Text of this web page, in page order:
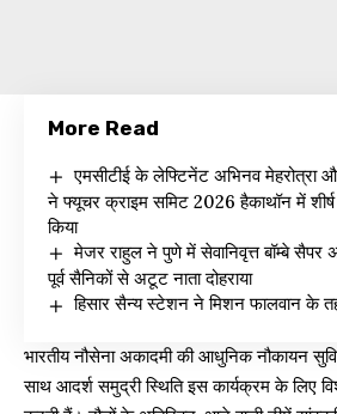
More Read
एमसीटीई के लेफ्टिनेंट अभिनव मेहरोत्रा
ने फ्यूचर क्राइम समिट 2026 हैकाथॉन में शीर्ष
किया
मेजर राहुल ने पुणे में सेवानिवृत्त बॉम्बे सैपर
पूर्व सैनिकों से अटूट नाता दोहराया
हिसार सैन्य स्टेशन ने मिशन फालवान के
भारतीय नौसेना अकादमी की आधुनिक नौकायन
साथ आदर्श समुद्री स्थिति इस कार्यक्रम के लिए